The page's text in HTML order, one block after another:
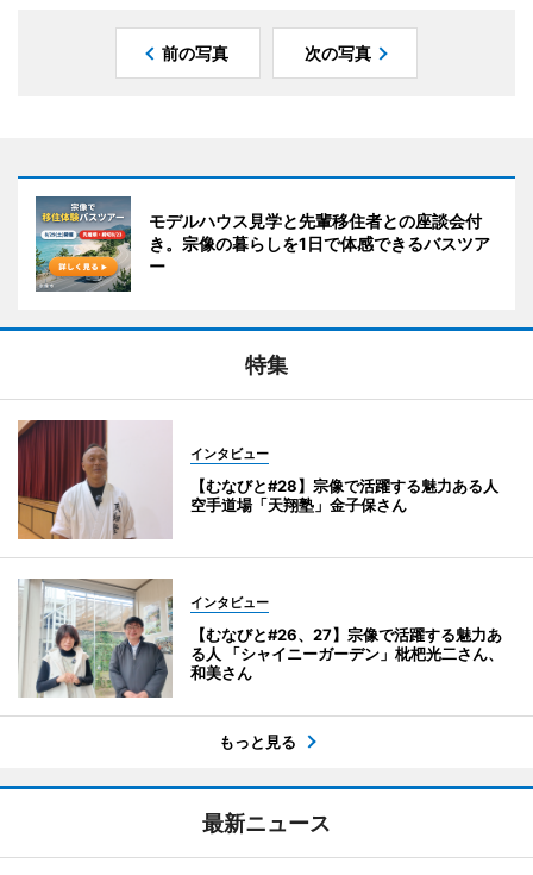
前の写真 次の写真
モデルハウス見学と先輩移住者との座談会付
き。宗像の暮らしを1日で体感できるバスツア
ー
特集
インタビュー
【むなびと#28】宗像で活躍する魅力ある人
空手道場「天翔塾」金子保さん
インタビュー
【むなびと#26、27】宗像で活躍する魅力あ
る人 「シャイニーガーデン」枇杷光二さん、
和美さん
もっと見る
最新ニュース